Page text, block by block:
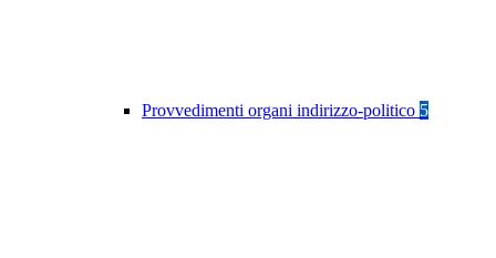
Provvedimenti organi indirizzo-politico 5